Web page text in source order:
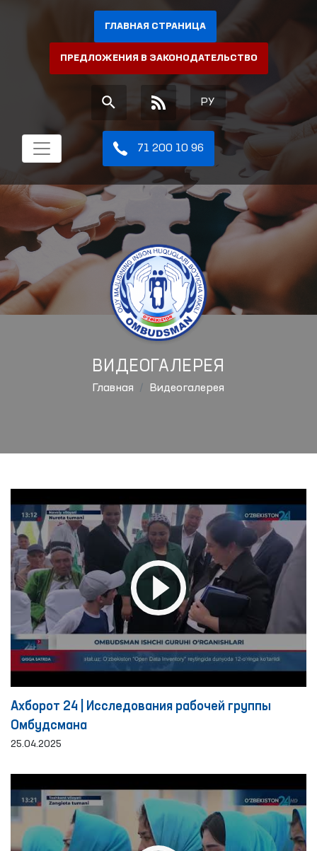
ГЛАВНАЯ СТРАНИЦА
ПРЕДЛОЖЕНИЯ В ЗАКОНОДАТЕЛЬСТВО
РУ
71 200 10 96
ВИДЕОГАЛЕРЕЯ
Главная Видеогалерея
Ахборот 24 | Исследования рабочей группы
Омбудсмана
25.04.2025